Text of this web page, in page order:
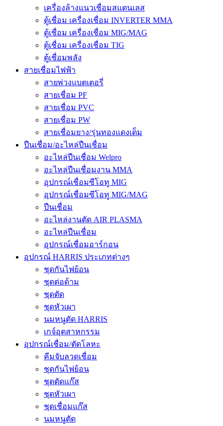
เครื่องล้างแนวเชื่อมสแตนเลส
ตู้เชื่อม เครื่องเชื่อม INVERTER MMA
ตู้เชื่อม เครื่องเชื่อม MIG/MAG
ตู้เชื่อม เครื่องเชื่อม TIG
ตู้เชื่อมพลัง
สายเชื่อมไฟฟ้า
สายพ่วงแบตเตอรี่
สายเชื่อม PF
สายเชื่อม PVC
สายเชื่อม PW
สายเชื่อมยาง/รุ่นทองแดงเต็ม
ปืนเชื่อม/อะไหล่ปืนเชื่อม
อะไหล่ปืนเชื่อม Welpro
อะไหล่ปืนเชื่อมงาน MMA
อุปกรณ์เชื่อมซีโอทู MIG
อุปกรณ์เชื่อมซีโอทู MIG/MAG
ปืนเชื่อม
อะไหล่งานตัด AIR PLASMA
อะไหล่ปืนเชื่อม
อุปกรณ์เชื่อมอาร์กอน
อุปกรณ์ HARRIS ประเภทต่างๆ
ชุดกันไฟย้อน
ชุดต่อด้าม
ชุดตัด
ชุดหัวเผา
นมหนูตัด HARRIS
เกจ์อุตสาหกรรม
อุปกรณ์เชื่อม/ตัดโลหะ
คีมจับลวดเชื่อม
ชุดกันไฟย้อน
ชุดตัดแก๊ส
ชุดหัวเผา
ชุดเชื่อมแก๊ส
นมหนูตัด